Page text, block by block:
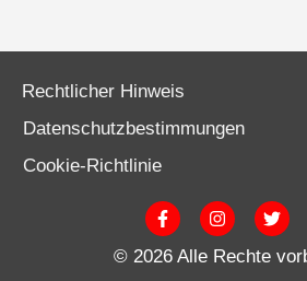
© 2026 Alle Rechte
Rechtlicher Hinweis
Datenschutzbestimmungen
Cookie-Richtlinie
F
a
c
e
I
n
s
t
T
w
t